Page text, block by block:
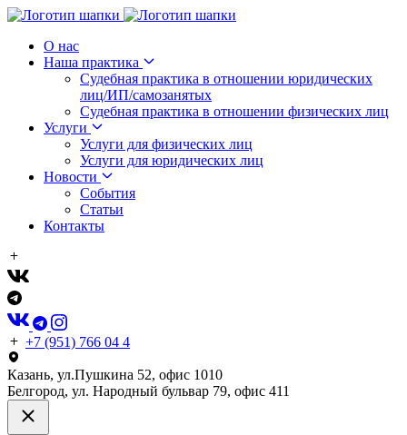
О нас
Наша практика
Судебная практика в отношении юридических
лиц/ИП/самозанятых
Судебная практика в отношении физических лиц
Услуги
Услуги для физических лиц
Услуги для юридических лиц
Новости
События
Статьи
Контакты
+7 (951) 766 04 4
Казань, ул.Пушкина 52, офис 1010
Белгород, ул. Народный бульвар 79, офис 411